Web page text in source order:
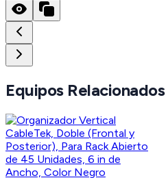
Equipos Relacionados